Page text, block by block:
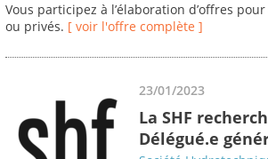
Vous participez à l’élaboration d’offres
ou privés. [ voir l'offre complète ]
23/01/2023
La SHF
Délégué.e